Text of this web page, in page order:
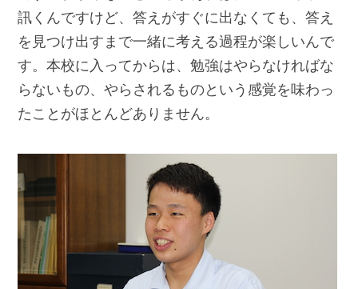
訊くんですけど、答えがすぐに出なくても、答え
を見つけ出すまで一緒に考える過程が楽しいんで
す。本校に入ってからは、勉強はやらなければな
らないもの、やらされるものという感覚を味わっ
たことがほとんどありません。